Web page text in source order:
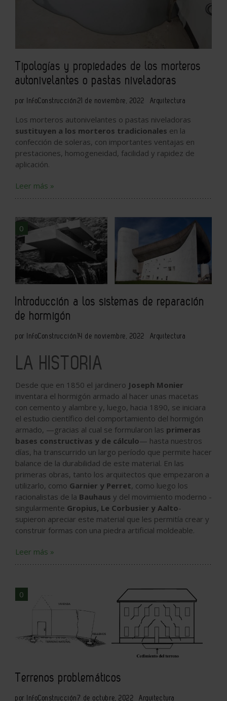
Tipologías y propiedades de los morteros
autonivelantes o pastas niveladoras
por InfoConstrucción21 de noviembre, 2022 Arquitectura
Los morteros autonivelantes o pastas niveladoras
sustituyen a los morteros tradicionales en la
confección de soleras, con importantes ventajas en
prestaciones, homogeneidad, facilidad y rapidez de
aplicación.
Leer más »
0
Introducción a los sistemas de reparación
de hormigón
por InfoConstrucción14 de noviembre, 2022 Arquitectura
LA HISTORIA
Desde que en 1850 el jardinero Joseph Monier
inventara el hormigón armado al hacer unas macetas
con cemento y alambre y, luego, hacia 1890, se iniciara
el estudio científico del comportamiento del hormigón
armado, —gracias al cual se formularon las primeras
bases constructivas y de cálculo— hasta nuestros
días, ha transcurrido un largo período que permite hacer
balance de la durabilidad de este material. En las
primeras obras, tanto los arquitectos que empezaron a
utilizarlo, como Garnier y Perret, como luego los
racionalistas de la Bauhaus y del movimiento moderno -
singularmente Gropius, Le Corbusier y Aalto-
supieron apreciar este material que les permitía crear y
construir formas con una piedra artificial moldeable.
Leer más »
0
Terrenos problemáticos
por InfoConstrucción7 de octubre, 2022 Arquitectura